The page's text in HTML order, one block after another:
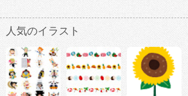
人気のイラスト